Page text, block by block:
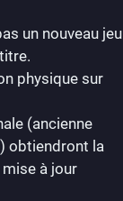
un nouveau jeu
physique sur
(ancienne
obtiendront la
à jour